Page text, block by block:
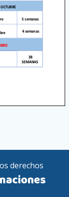
derechos